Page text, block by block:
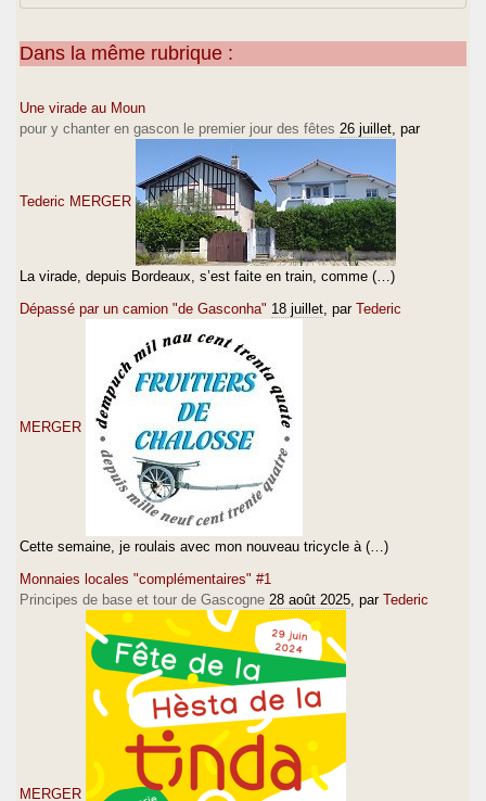
Dans la même rubrique :
Une virade au Moun
pour y chanter en gascon le premier jour des fêtes 26 juillet , par
Tederic MERGER
La virade, depuis Bordeaux, s’est faite en train, comme (…)
Dépassé par un camion "de Gasconha" 18 juillet , par Tederic
MERGER
Cette semaine, je roulais avec mon nouveau tricycle à (…)
Monnaies locales "complémentaires" #1
Principes de base et tour de Gascogne 28 août 2025 , par Tederic
MERGER